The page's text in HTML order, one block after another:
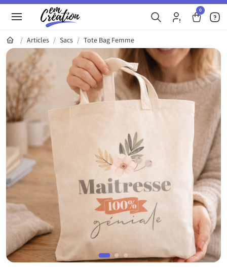
0
Articles Sacs Tote Bag Femme
Galerie du produit